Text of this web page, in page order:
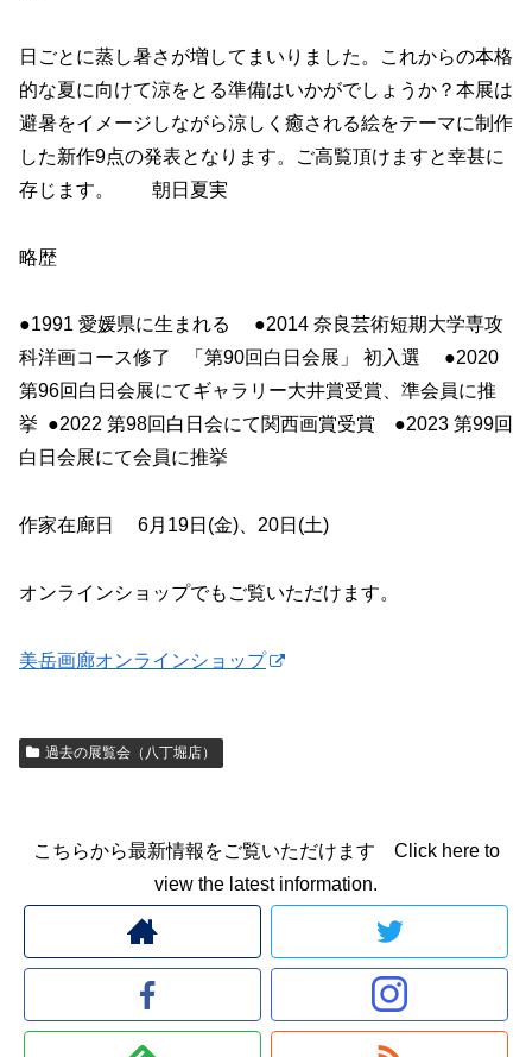
日ごとに蒸し暑さが増してまいりました。これからの本格
的な夏に向けて涼をとる準備はいかがでしょうか？本展は
避暑をイメージしながら涼しく癒される絵をテーマに制作
した新作9点の発表となります。ご高覧頂けますと幸甚に
存じます。 朝日夏実
略歴
●1991 愛媛県に生まれる ●2014 奈良芸術短期大学専攻
科洋画コース修了 「第90回白日会展」 初入選 ●2020
第96回白日会展にてギャラリー大井賞受賞、準会員に推
挙 ●2022 第98回白日会にて関西画賞受賞 ●2023 第99回
白日会展にて会員に推挙
作家在廊日 6月19日(金)、20日(土)
オンラインショップでもご覧いただけます。
美岳画廊オンラインショップ
過去の展覧会（八丁堀店）
こちらから最新情報をご覧いただけます Click here to
view the latest information.